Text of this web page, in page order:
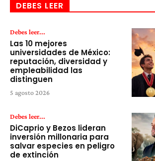
DEBES LEER
Debes leer...
Las 10 mejores
universidades de México:
reputación, diversidad y
empleabilidad las
distinguen
5 agosto 2026
Debes leer...
DiCaprio y Bezos lideran
inversión millonaria para
salvar especies en peligro
de extinción